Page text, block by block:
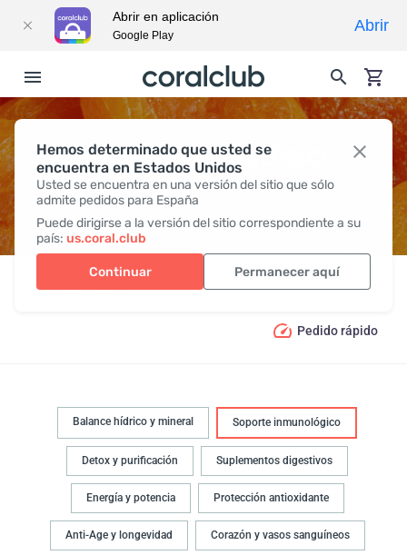
Hemos determinado que usted se
encuentra en Estados Unidos
Usted se encuentra en una versión del sitio que sólo
admite pedidos para España
Puede dirigirse a la versión del sitio correspondiente a su
país: us.coral.club
Continuar Permanecer aquí
SOPORTE INMUNOLÓGICO
Productos Salud Soporte inmunológico
Pedido rápido
Balance hídrico y mineral Soporte inmunológico
Detox y purificación Suplementos digestivos
Energía y potencia Protección antioxidante
Anti-Age y longevidad Corazón y vasos sanguíneos
Abrir en aplicación
Google Play
Abrir